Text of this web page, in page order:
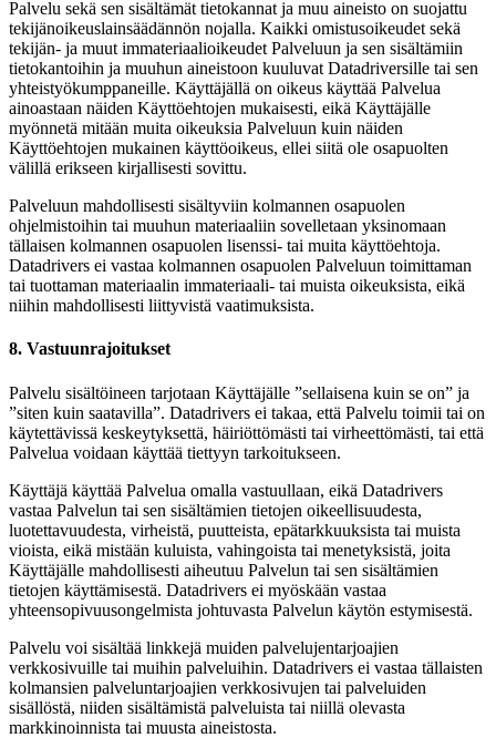
Palvelu sekä sen sisältämät tietokannat ja muu aineisto on suojattu
tekijänoikeuslainsäädännön nojalla. Kaikki omistusoikeudet sekä
tekijän- ja muut immateriaalioikeudet Palveluun ja sen sisältämiin
tietokantoihin ja muuhun aineistoon kuuluvat Datadriversille tai sen
yhteistyökumppaneille. Käyttäjällä on oikeus käyttää Palvelua
ainoastaan näiden Käyttöehtojen mukaisesti, eikä Käyttäjälle
myönnetä mitään muita oikeuksia Palveluun kuin näiden
Käyttöehtojen mukainen käyttöoikeus, ellei siitä ole osapuolten
välillä erikseen kirjallisesti sovittu.
Palveluun mahdollisesti sisältyviin kolmannen osapuolen
ohjelmistoihin tai muuhun materiaaliin sovelletaan yksinomaan
tällaisen kolmannen osapuolen lisenssi- tai muita käyttöehtoja.
Datadrivers ei vastaa kolmannen osapuolen Palveluun toimittaman
tai tuottaman materiaalin immateriaali- tai muista oikeuksista, eikä
niihin mahdollisesti liittyvistä vaatimuksista.
8. Vastuunrajoitukset
Palvelu sisältöineen tarjotaan Käyttäjälle ”sellaisena kuin se on” ja
”siten kuin saatavilla”. Datadrivers ei takaa, että Palvelu toimii tai on
käytettävissä keskeytyksettä, häiriöttömästi tai virheettömästi, tai että
Palvelua voidaan käyttää tiettyyn tarkoitukseen.
Käyttäjä käyttää Palvelua omalla vastuullaan, eikä Datadrivers
vastaa Palvelun tai sen sisältämien tietojen oikeellisuudesta,
luotettavuudesta, virheistä, puutteista, epätarkkuuksista tai muista
vioista, eikä mistään kuluista, vahingoista tai menetyksistä, joita
Käyttäjälle mahdollisesti aiheutuu Palvelun tai sen sisältämien
tietojen käyttämisestä. Datadrivers ei myöskään vastaa
yhteensopivuusongelmista johtuvasta Palvelun käytön estymisestä.
Palvelu voi sisältää linkkejä muiden palvelujentarjoajien
verkkosivuille tai muihin palveluihin. Datadrivers ei vastaa tällaisten
kolmansien palveluntarjoajien verkkosivujen tai palveluiden
sisällöstä, niiden sisältämistä palveluista tai niillä olevasta
markkinoinnista tai muusta aineistosta.